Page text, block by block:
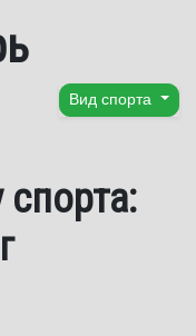
Вид спорта